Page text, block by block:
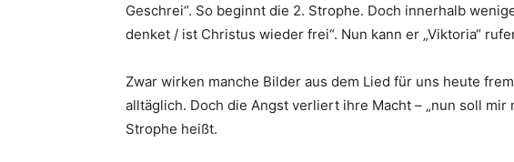
Geschrei“. So beginnt die 2. Strophe. Doch innerhalb
denket / ist Christus wieder frei“. Nun kann er „Viktoria“
Zwar wirken manche Bilder aus dem Lied für uns heute
alltäglich. Doch die Angst verliert ihre Macht – „nun soll mir
Strophe heißt.